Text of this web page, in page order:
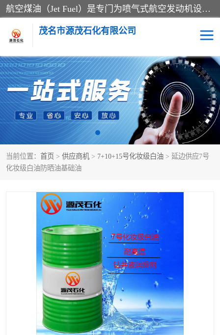
航空煤油（Jet Fuel）是专门为喷气式航空发动机设计的高纯度燃料，主要分为Jet A、Jet A-1和Jet B等类型。其特点是闪点高、低温流动性好，并添加了抗静电剂和抗氧化剂以确保飞行安全。航空煤油需
茂名市源茂石化有限公司
当前位置： 首页 > 供应商机 > 7+10+15号化妆级白油 > 延边供应7号
化妆级白油防晒油基础油
RP3航空煤油 D20+D30溶剂油
D40+D60溶剂油 D80+D100溶剂油
6号+120号溶剂油 260号溶剂油
异构烷烃 天然乳胶
26+32号化妆级白油 46+68号化妆级白油
2731溶剂油